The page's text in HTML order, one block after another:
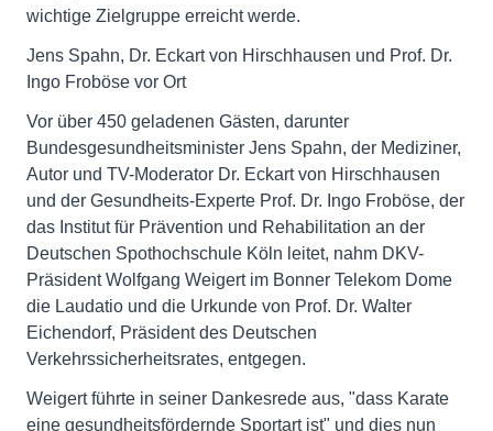
wichtige Zielgruppe erreicht werde.
Jens Spahn, Dr. Eckart von Hirschhausen und Prof. Dr.
Ingo Froböse vor Ort
Vor über 450 geladenen Gästen, darunter
Bundesgesundheitsminister Jens Spahn, der Mediziner,
Autor und TV-Moderator Dr. Eckart von Hirschhausen
und der Gesundheits-Experte Prof. Dr. Ingo Froböse, der
das Institut für Prävention und Rehabilitation an der
Deutschen Spothochschule Köln leitet, nahm DKV-
Präsident Wolfgang Weigert im Bonner Telekom Dome
die Laudatio und die Urkunde von Prof. Dr. Walter
Eichendorf, Präsident des Deutschen
Verkehrssicherheitsrates, entgegen.
Weigert führte in seiner Dankesrede aus, "dass Karate
eine gesundheitsfördernde Sportart ist" und dies nun